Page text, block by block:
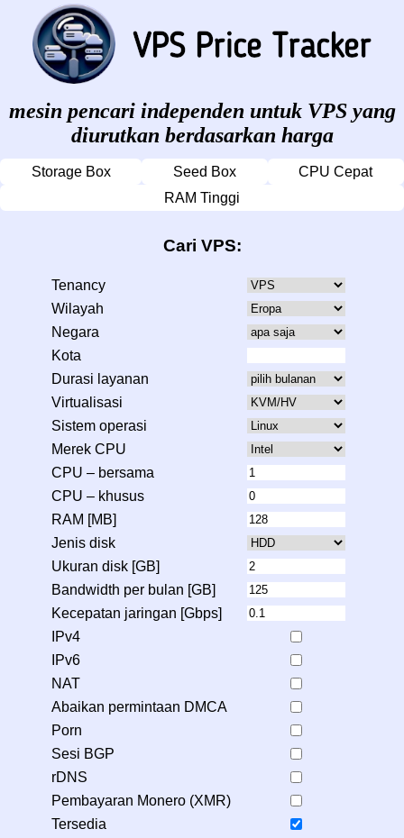
mesin pencari independen untuk VPS yang
diurutkan berdasarkan harga
Storage Box Seed Box
CPU Cepat
RAM Tinggi
Cari VPS:
Tenancy
Wilayah
Negara
Kota
Durasi layanan
Virtualisasi
Sistem operasi
Merek CPU
CPU – bersama
CPU – khusus
RAM [MB]
Jenis disk
Ukuran disk [GB]
Bandwidth per bulan [GB]
Kecepatan jaringan [Gbps]
IPv4
IPv6
NAT
Abaikan permintaan DMCA
Porn
Sesi BGP
rDNS
Pembayaran Monero (XMR)
Tersedia